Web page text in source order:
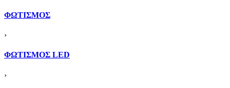
ΦΩΤΙΣΜΟΣ
›
ΦΩΤΙΣΜΟΣ LED
›